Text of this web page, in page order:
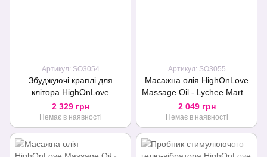
Артикул: SO3054
Збуджуючі краплі для
клітора HighOnLove
Stimulating Gel O Oil (30 мл)
з маслом насіння конопель
2 329 грн
Немає в наявності
Артикул: SO3055
Масажна олія HighOnLove
Massage Oil - Lychee Martini
(120 мл) з маслом насіння
конопель
2 049 грн
Немає в наявності